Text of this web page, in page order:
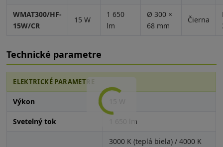
WMAT300/HF-
15W/CR
15 W
1 650
lm
Ø 300 ×
68 mm
Čierna
Technické parametre
ELEKTRICKÉ PARAMETRE
Výkon
Svetelný tok 1 650 lm
3000 K (teplá biela) / 4000 K